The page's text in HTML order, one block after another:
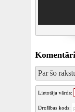
Par šo
Lietotāja vārds:
Drošības kods: